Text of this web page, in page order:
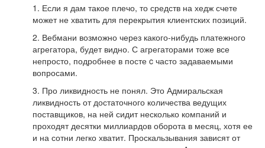
1. Если я дам такое плечо, то средств на хедж счете
может не хватить для перекрытия клиентских позиций.
2. Вебмани возможно через какого-нибудь платежного
агрегатора, будет видно. С агрегаторами тоже все
непросто, подробнее в посте c часто задаваемыми
вопросами.
3. Про ликвидность не понял. Это Адмиральская
ликвидность от достаточного количества ведущих
поставщиков, на ней сидит несколько компаний и
проходят десятки миллиардов оборота в месяц, хотя ее
и на сотни легко хватит. Проскальзывания зависят от